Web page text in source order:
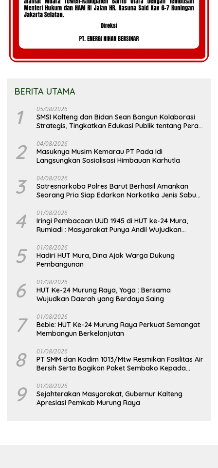
BERITA UTAMA
1 05/08/2026
SMSI Kalteng dan Bidan Sean Bangun Kolaborasi
Strategis, Tingkatkan Edukasi Publik tentang Peran
2 04/08/2026
Masuknya Musim Kemarau PT Pada Idi
Langsungkan Sosialisasi Himbauan Karhutla
3 04/08/2026
Satresnarkoba Polres Barut Berhasil Amankan
Seorang Pria Siap Edarkan Narkotika Jenis Sabu
4 01/08/2026
Iringi Pembacaan UUD 1945 di HUT ke-24 Mura,
Rumiadi : Masyarakat Punya Andil Wujudkan
5 01/08/2026
Hadiri HUT Mura, Dina Ajak Warga Dukung
Pembangunan
6 01/08/2026
HUT Ke-24 Murung Raya, Yoga : Bersama
Wujudkan Daerah yang Berdaya Saing
7 01/08/2026
Bebie: HUT Ke-24 Murung Raya Perkuat Semangat
Membangun Berkelanjutan
8 01/08/2026
PT SMM dan Kodim 1013/Mtw Resmikan Fasilitas Air
Bersih Serta Bagikan Paket Sembako Kepada
9 01/08/2026
Sejahterakan Masyarakat, Gubernur Kalteng
Apresiasi Pemkab Murung Raya